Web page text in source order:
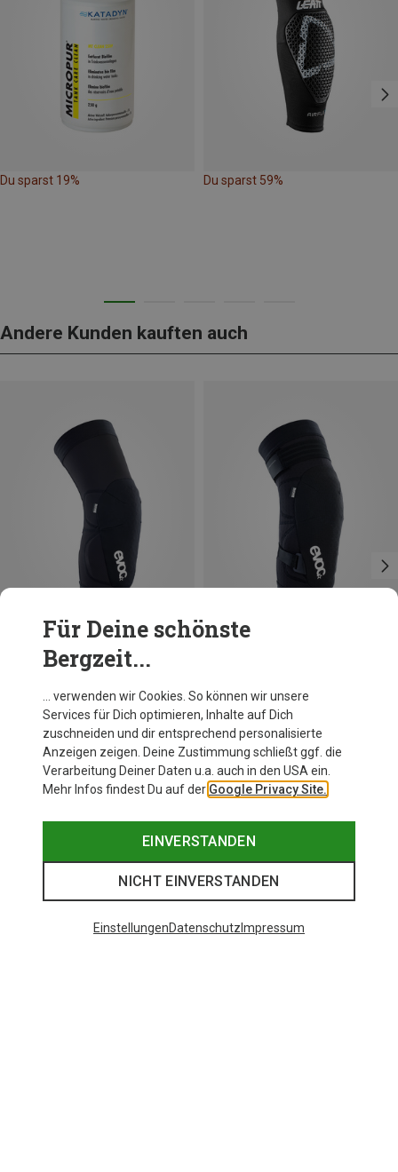
Du sparst 19% Du sparst 59%
Andere Kunden kauften auch
Du sparst 23%
Für Deine schönste
Bergzeit...
… verwenden wir Cookies. So können wir unsere
Services für Dich optimieren, Inhalte auf Dich
zuschneiden und dir entsprechend personalisierte
Anzeigen zeigen. Deine Zustimmung schließt ggf. die
Verarbeitung Deiner Daten u.a. auch in den USA ein.
Mehr Infos findest Du auf der Google Privacy Site.
EINVERSTANDEN
NICHT EINVERSTANDEN
EinstellungenDatenschutz Impressum